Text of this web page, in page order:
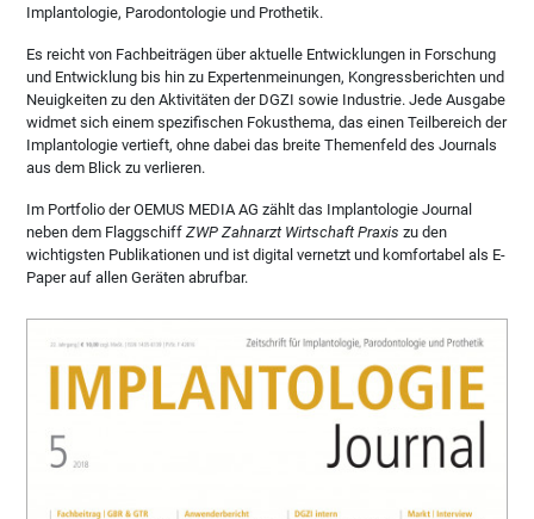
Implantologie, Parodontologie und Prothetik.
Es reicht von Fachbeiträgen über aktuelle Entwicklungen in Forschung
und Entwicklung bis hin zu Expertenmeinungen, Kongressberichten und
Neuigkeiten zu den Aktivitäten der DGZI sowie Industrie. Jede Ausgabe
widmet sich einem spezifischen Fokusthema, das einen Teilbereich der
Implantologie vertieft, ohne dabei das breite Themenfeld des Journals
aus dem Blick zu verlieren.
Im Portfolio der OEMUS MEDIA AG zählt das Implantologie Journal
neben dem FlaggschiffZWP Zahnarzt Wirtschaft Praxiszu den
wichtigsten Publikationen und ist digital vernetzt und komfortabel als E-
Paper auf allen Geräten abrufbar.